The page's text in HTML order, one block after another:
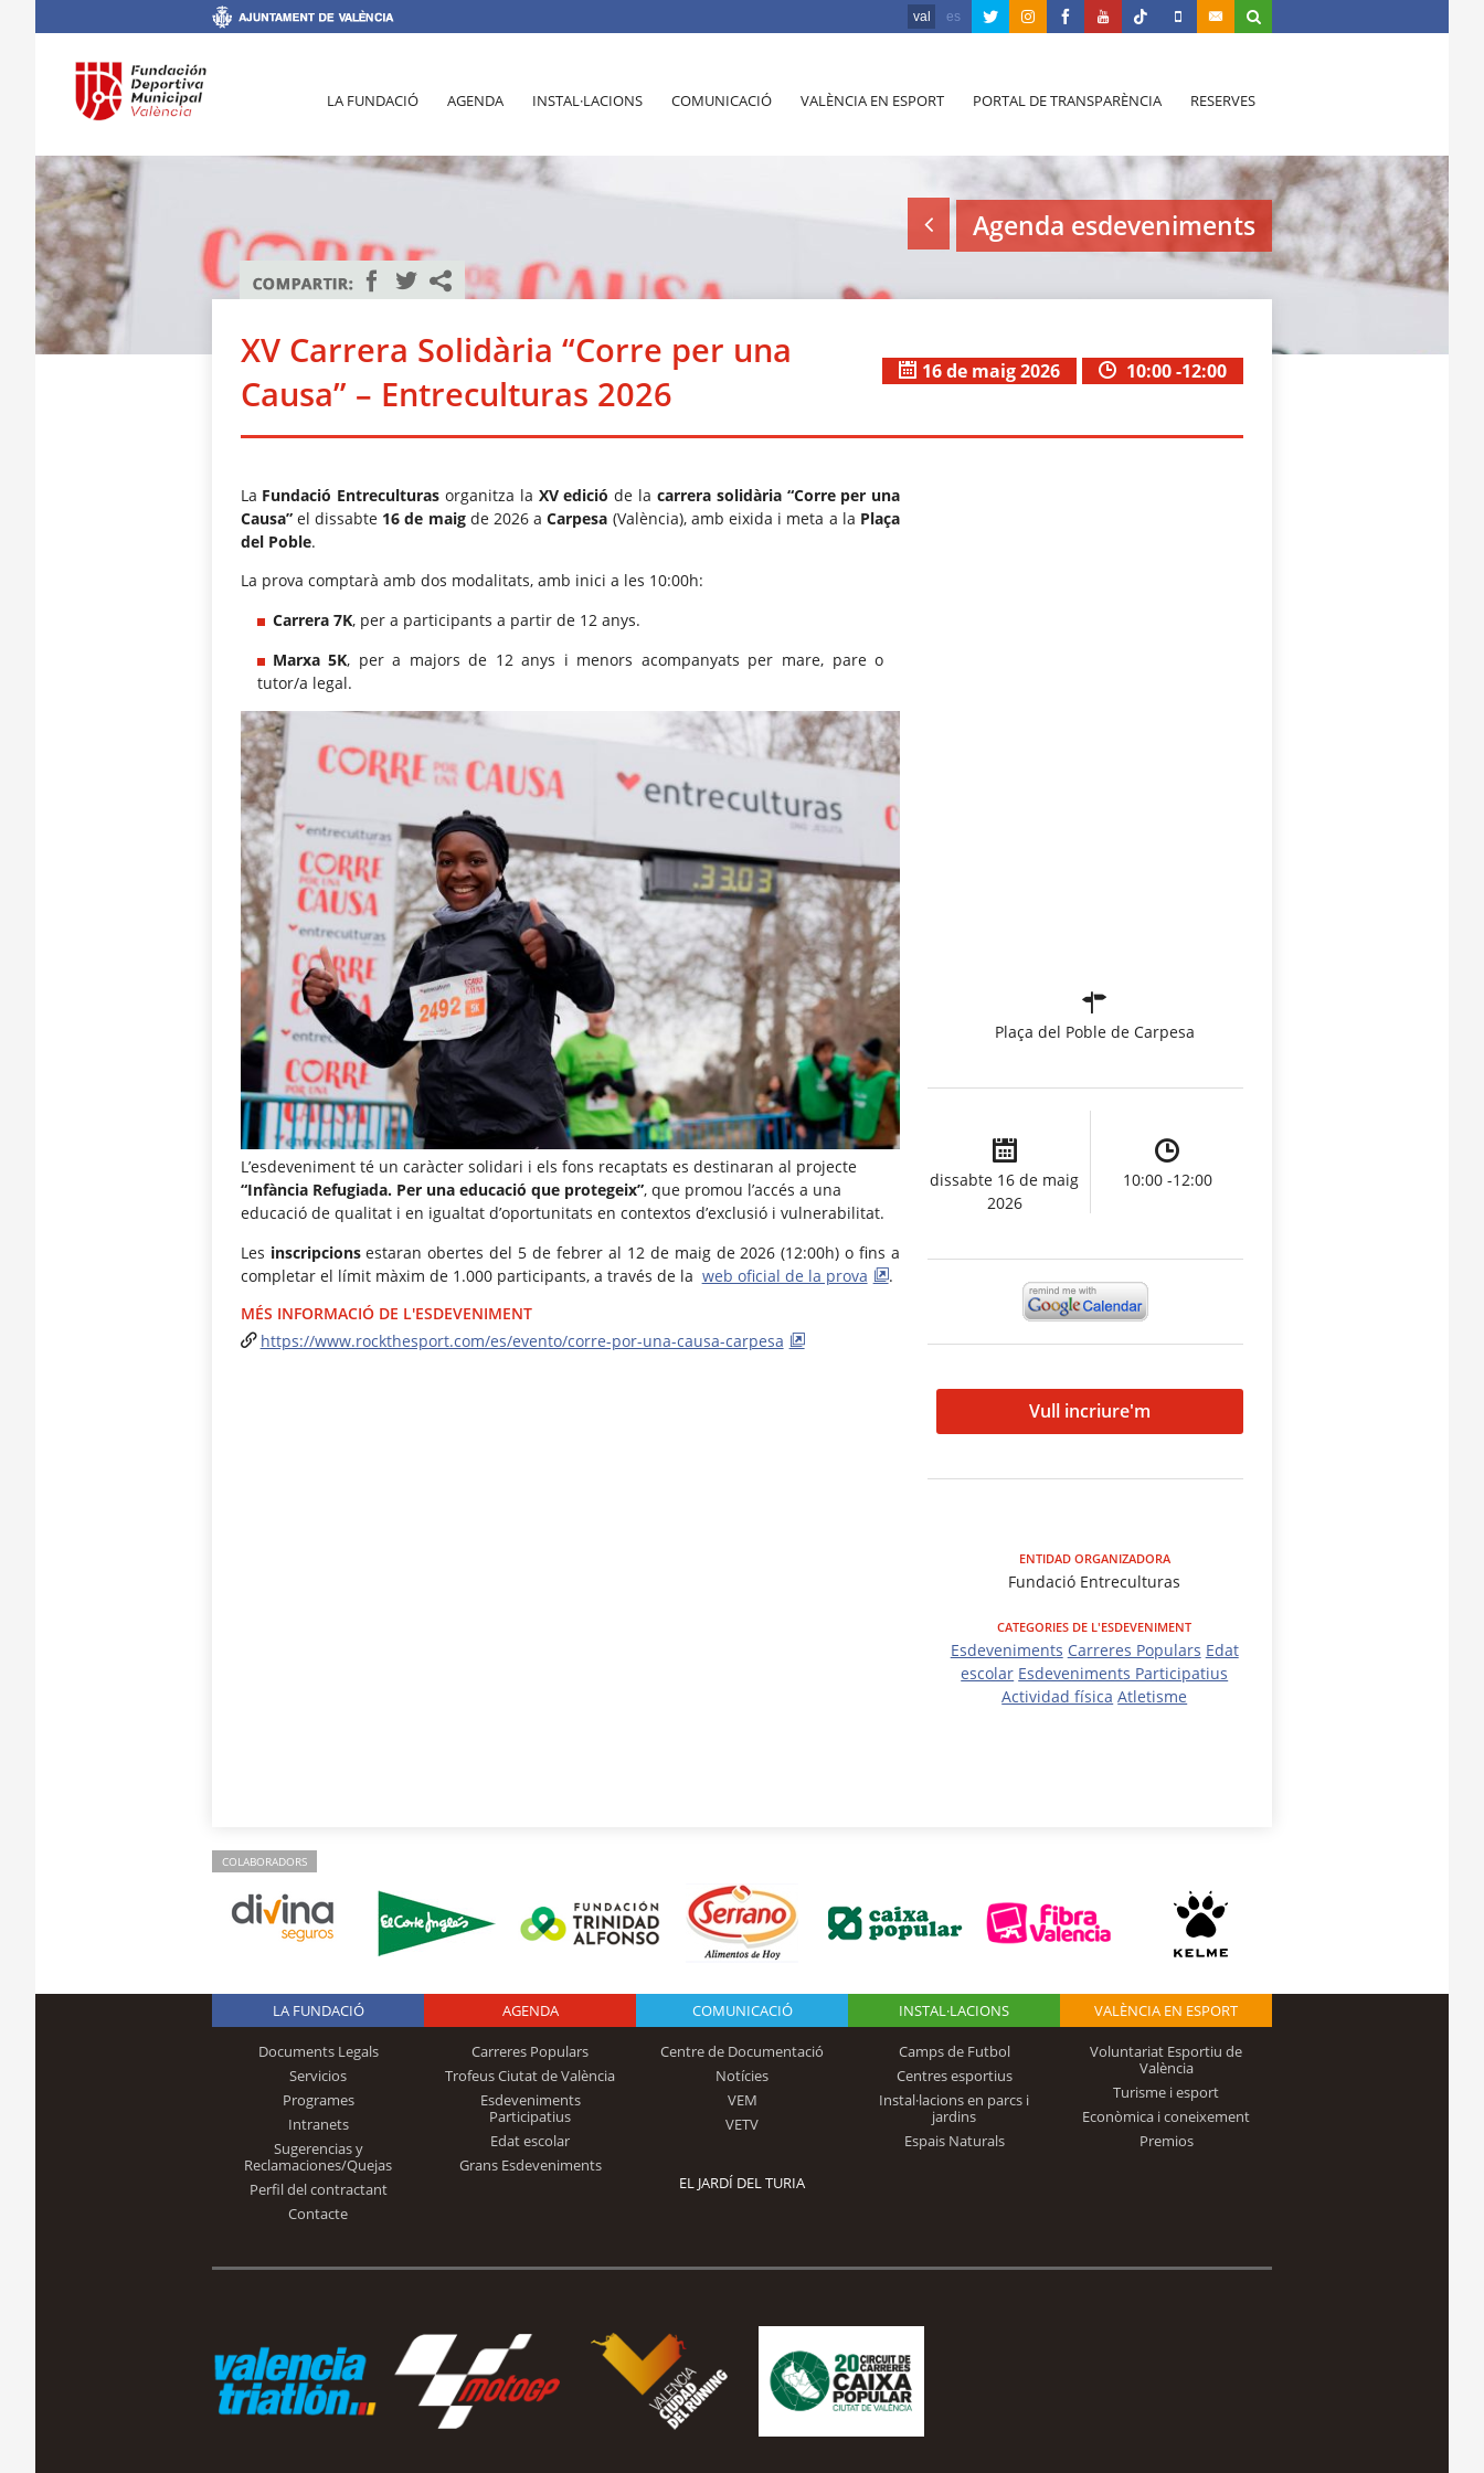
val es
LA FUNDACIÓ AGENDA INSTAL·LACIONS COMUNICACIÓ VALÈNCIA EN ESPORT PORTAL DE TRANSPARÈNCIA RESERVES
Agenda esdeveniments
XV Carrera Solidària “Corre per una
Causa” – Entreculturas 2026
10:00 -12:00
16 de maig 2026
La Fundació Entreculturas organitza la XV edició de la carrera solidària “Corre per una
Causa”el dissabte 16 de maigde 2026 aCarpesa (València), amb eixida i meta a la Plaça
del Poble.
La prova comptarà amb dos modalitats, amb inici a les 10:00h:
Carrera 7K, per a participants a partir de 12 anys.
Marxa 5K, per a majors de 12 anys i menors acompanyats per mare, pare o
tutor/a legal.
L’esdeveniment té un caràcter solidari i els fons recaptats es destinaran al projecte
“Infància Refugiada. Per una educació que protegeix”, que promou l’accés a una
educació de qualitat i en igualtat d’oportunitats en contextos d’exclusió i vulnerabilitat.
Les inscripcionsestaran obertes del 5 de febrer al 12 de maig de 2026 (12:00h) o fins a
completar el límit màxim de 1.000 participants, a través de la web oficial de la prova
.
MÉS INFORMACIÓ DE L'ESDEVENIMENT
https://www.rockthesport.com/es/evento/corre-por-una-causa-carpesa
Plaça del Poble de Carpesa
dissabte 16 de maig
2026
10:00 -12:00
Vull incriure'm
ENTIDAD ORGANIZADORA
Fundació Entreculturas
CATEGORIES DE L'ESDEVENIMENT
Esdeveniments Carreres Populars Edat
escolar Esdeveniments Participatius
Actividad física Atletisme
COLABORADORS
Logo Fundación
Trinidad Alfonso
LA FUNDACIÓ
Documents Legals
Servicios
Programes
Intranets
Sugerencias y
Reclamaciones/Quejas
Perfil del contractant
Contacte
AGENDA
Carreres Populars
Trofeus Ciutat de València
Esdeveniments
Participatius
Edat escolar
Grans Esdeveniments
COMUNICACIÓ
Centre de Documentació
Notícies
VEM
VETV
INSTAL·LACIONS
Camps de Futbol
Centres esportius
Instal·lacions en parcs i
jardins
Espais Naturals
VALÈNCIA EN ESPORT
Voluntariat Esportiu de
València
Turisme i esport
Econòmica i coneixement
Premios
EL JARDÍ DEL TURIA